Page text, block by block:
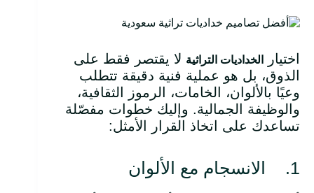
اختيار الخداديات التراثية لا يقتصر فقط على
الذوق، بل هو عملية فنية دقيقة تتطلب
وعيًا بالألوان، الخامات، الرموز الثقافية،
والوظيفة الجمالية. وإليك خطوات مفصّلة
تساعدك على اتخاذ القرار الأمثل:
1. الانسجام مع الألوان